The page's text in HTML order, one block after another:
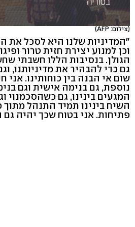
(צילום: AFP)
"המדיניות שלנו היא לסכל את
וכן למנוע יצירת חזית טרור
הגולן. בנסיבות הללו חשבתי
גם כדי להבהיר את מדיניותנו,
שום אי הבנה בין כוחותינו. אני
נוספת, גם בנימה אישית וגם
המגעים בינינו, גם כשהסכמנוי
השיח בינינו תמיד התנהל מתוך
פתיחות. אני בטוח שכך יהיה